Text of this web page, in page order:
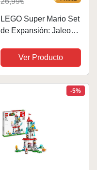
LEGO Super Mario Set
de Expansión: Jaleo
Kong con Las Figuras
de Dixie Kong y
Squawks el Loro,
Combinar...
Ver Producto
-5%